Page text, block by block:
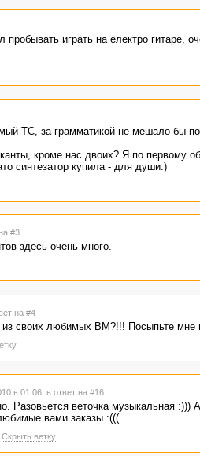
играть на електро гитаре,
ТС, за грамматикой не мешало бы
кроме нас двоих? Я по первому
синтезатор купила - для души:)
#3
здесь очень много.
на #4
из своих любимых ВМ?!!! Посыпьте мне
в 01:06 в ответ на #16
Разовьется веточка музыкальная
вами заказы :(((
Скрыть ветку